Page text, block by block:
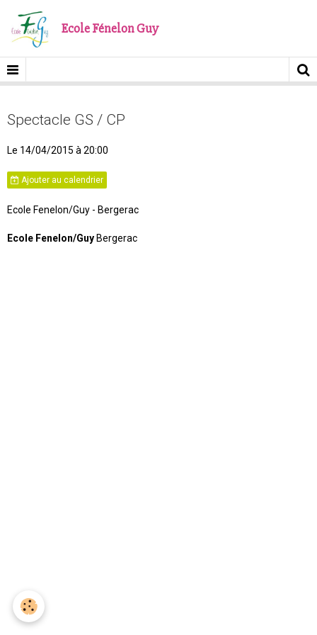
Ecole Fénelon Guy
Spectacle GS / CP
Le 14/04/2015 à 20:00
Ajouter au calendrier
Ecole Fenelon/Guy - Bergerac
Ecole Fenelon/Guy Bergerac